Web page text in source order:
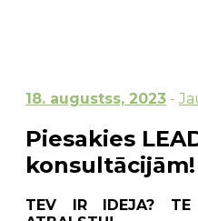
18. augustss, 2023 -
Piesakies
konsultācijām!
TEV IR IDEJA? TE